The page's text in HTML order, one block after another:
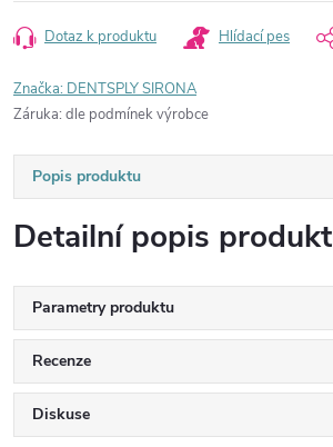
Dotaz k produktu Hlídací pes
Značka: DENTSPLY SIRONA
Záruka: dle podmínek výrobce
Popis produktu
Detailní popis
Parametry produktu
Recenze
Diskuse